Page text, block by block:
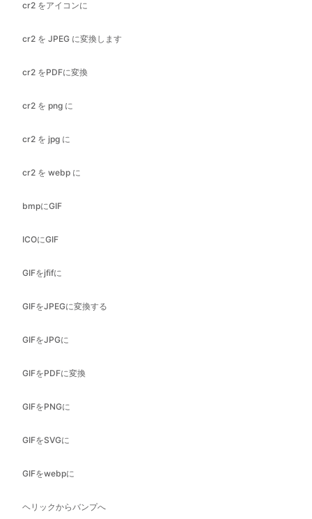
cr2 をPDFに変換
cr2 を png に
cr2 を jpg に
cr2 を webp に
bmpにGIF
ICOにGIF
GIFをjfifに
GIFをJPEGに変換する
GIFをJPGに
GIFをPDFに変換
GIFをPNGに
GIFをSVGに
GIFをwebpに
ヘリックからバンプへ
Heic to GIF
heic to jfif